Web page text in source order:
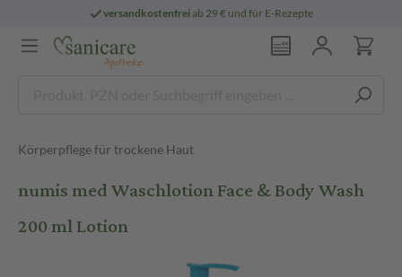
versandkostenfreiab 29 € und für E-Rezepte
Körperpflege für trockene Haut
numis med Waschlotion Face & Body Wash
200 ml Lotion